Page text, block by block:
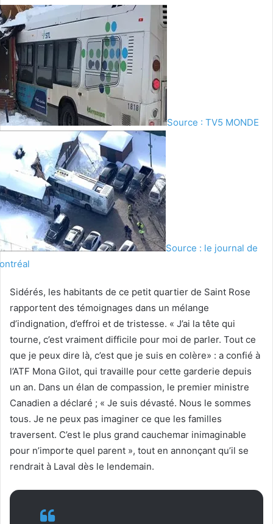
Source : TV5 MONDE
Source : le journal de
Sidérés, les habitants de ce petit quartier de Saint Rose
rapportent des témoignages dans un mélange
d’indignation, d’effroi et de tristesse. « J’ai la tête qui
tourne, c’est vraiment difficile pour moi de parler. Tout ce
que je peux dire là, c’est que je suis en colère» : a confié à
l’ATF Mona Gilot, qui travaille pour cette garderie depuis
un an. Dans un élan de compassion, le premier ministre
Canadien a déclaré ; « Je suis dévasté. Nous le sommes
tous. Je ne peux pas imaginer ce que les familles
traversent. C’est le plus grand cauchemar inimaginable
pour n’importe quel parent », tout en annonçant qu’il se
rendrait à Laval dès le lendemain.